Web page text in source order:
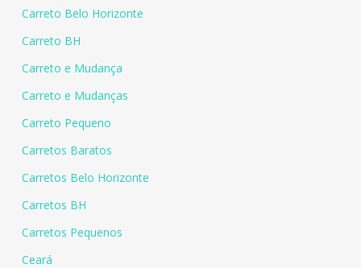
Carreto Belo Horizonte
Carreto BH
Carreto e Mudança
Carreto e Mudanças
Carreto Pequeno
Carretos Baratos
Carretos Belo Horizonte
Carretos BH
Carretos Pequenos
Ceará